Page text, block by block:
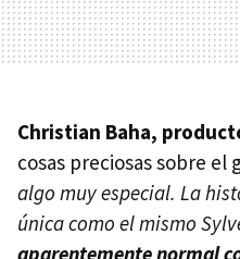
Christian Baha,
cosas preciosas sobre el
algo muy especial. La
única como el mismo
aparentemente normal